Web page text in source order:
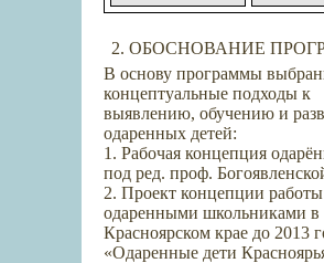
2. ОБОСНОВАНИЕ
В основу программы
концептуальные подходы к
выявлению, обучению и
одаренных детей:
1. Рабочая концепция
под ред. проф.
2. Проект концепции
одаренными школьниками в
Красноярском крае до 2013
«Одаренные дети